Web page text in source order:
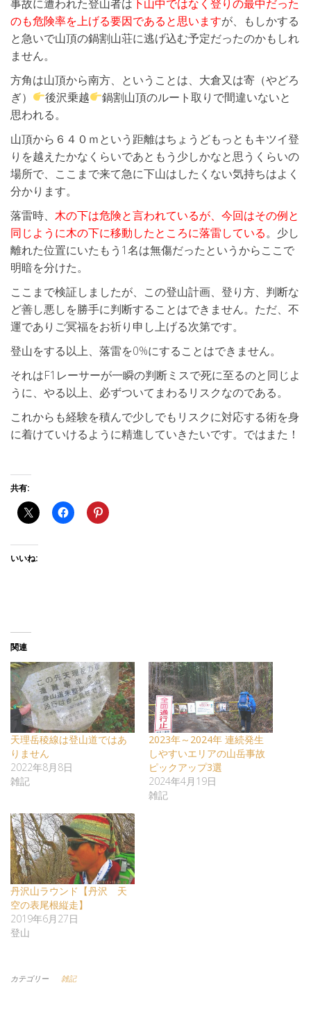
事故に遭われた登山者は 下山中ではなく登りの最中だった
のも危険率を上げる要因であると思いますが、もしかする
と急いで山頂の鍋割山荘に逃げ込む予定だったのかもしれ
ません。
方角は山頂から南方、ということは、大倉又は寄（やどろ
ぎ）
後沢乗越
鍋割山頂のルート取りで間違いないと
思われる。
山頂から６４０ｍという距離はちょうどもっともキツイ登
りを越えたかなくらいであともう少しかなと思うくらいの
場所で、ここまで来て急に下山はしたくない気持ちはよく
分かります。
落雷時、 木の下は危険と言われているが、今回はその例と
同じように木の下に移動したところに落雷している。少し
離れた位置にいたもう1名は無傷だったというからここで
明暗を分けた。
ここまで検証しましたが、この登山計画、登り方、判断な
ど善し悪しを勝手に判断することはできません。ただ、不
運でありご冥福をお祈り申し上げる次第です。
登山をする以上、落雷を0%にすることはできません。
それはF1レーサーが一瞬の判断ミスで死に至るのと同じよ
うに、やる以上、必ずついてまわるリスクなのである。
これからも経験を積んで少しでもリスクに対応する術を身
に着けていけるように精進していきたいです。ではまた！
共有:
いいね:
関連
天理岳稜線は登山道ではあ
りません
2022年8月8日
雑記
2023年～2024年 連続発生
しやすいエリアの山岳事故
ピックアップ3選
2024年4月19日
雑記
丹沢山ラウンド【丹沢 天
空の表尾根縦走】
2019年6月27日
登山
カテゴリー 雑記